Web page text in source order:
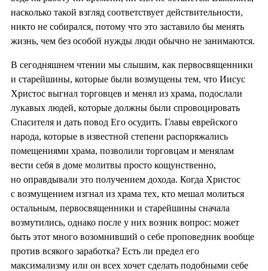
насколько такой взгляд соответствует действительности,
никто не собирался, потому что это заставило бы менять
жизнь, чем без особой нужды люди обычно не занимаются.
В сегодняшнем чтении мы слышим, как первосвященники
и старейшины, которые были возмущены тем, что Иисус
Христос выгнал торговцев и менял из храма, подослали
лукавых людей, которые должны были спровоцировать
Спасителя и дать повод Его осудить. Главы еврейского
народа, которые в известной степени распоряжались
помещениями храма, позволили торговцам и менялам
вести себя в доме молитвы просто кощунственно,
но оправдывали это получением дохода. Когда Христос
с возмущением изгнал из храма тех, кто мешал молиться
остальным, первосвященники и старейшины сначала
возмутились, однако после у них возник вопрос: может
быть этот много возомнивший о себе проповедник вообще
против всякого заработка? Есть ли предел его
максимализму или он всех хочет сделать подобными себе